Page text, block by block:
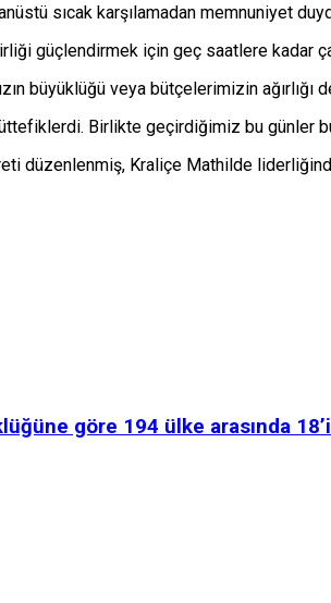
sıcak karşılamadan memnuniyet
güçlendirmek için geç saatlere kadar
büyüklüğü veya bütçelerimizin
Birlikte geçirdiğimiz bu günler
düzenlenmiş, Kraliçe Mathilde
göre 194 ülke arasında